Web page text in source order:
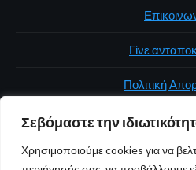
Σεβόμαστε την
Χρησιμοποιούμε cookies για να
Γίνε
Πολιτική
ΑΡΧΙΚΉ ΠΟΛΙΤΙΚΉ ΕΛΛΆΔΑ